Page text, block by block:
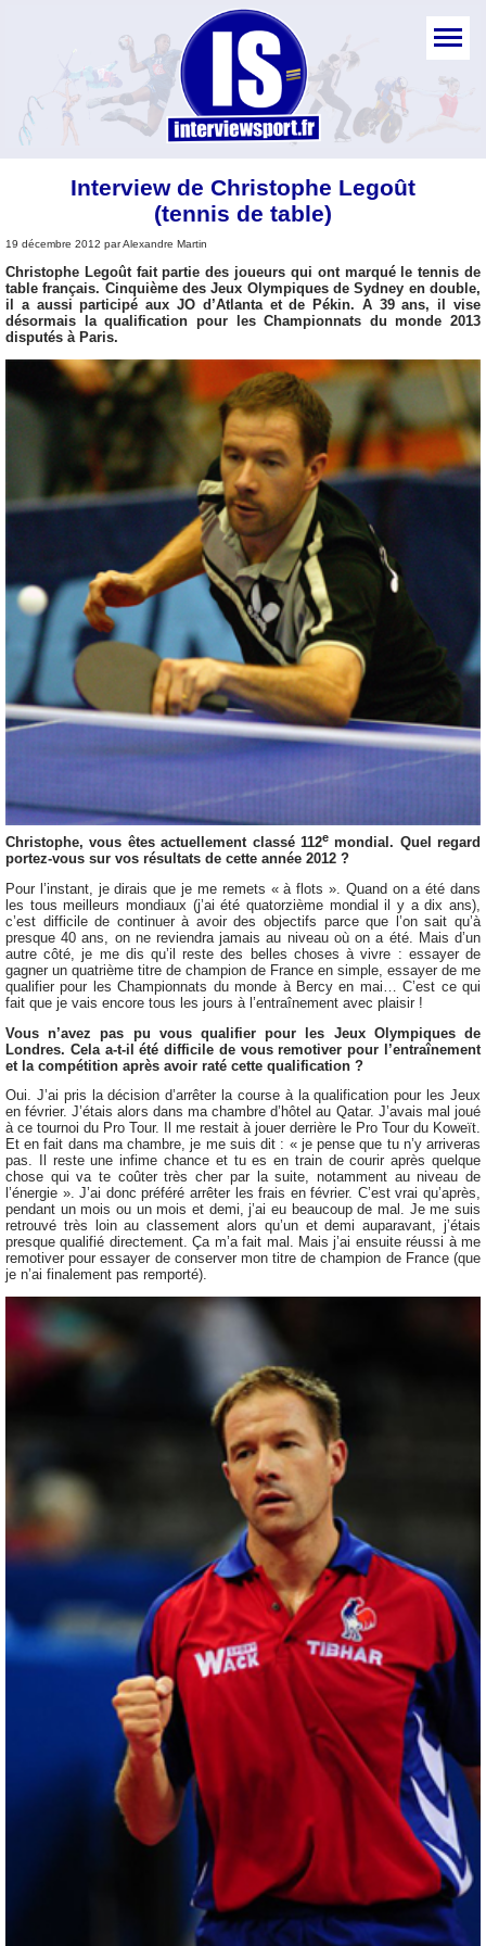
Interview de Christophe Legoût
(tennis de table)
19 décembre 2012 par Alexandre Martin
Christophe Legoût fait partie des joueurs qui ont marqué le tennis de
table français. Cinquième des Jeux Olympiques de Sydney en double,
il a aussi participé aux JO d’Atlanta et de Pékin. A 39 ans, il vise
désormais la qualification pour les Championnats du monde 2013
disputés à Paris.
Christophe, vous êtes actuellement classé 112emondial. Quel regard
portez-vous sur vos résultats de cette année 2012 ?
Pour l’instant, je dirais que je me remets « à flots ». Quand on a été dans
les tous meilleurs mondiaux (j’ai été quatorzième mondial il y a dix ans),
c’est difficile de continuer à avoir des objectifs parce que l’on sait qu’à
presque 40 ans, on ne reviendra jamais au niveau où on a été. Mais d’un
autre côté, je me dis qu’il reste des belles choses à vivre : essayer de
gagner un quatrième titre de champion de France en simple, essayer de me
qualifier pour les Championnats du monde à Bercy en mai… C’est ce qui
fait que je vais encore tous les jours à l’entraînement avec plaisir !
Vous n’avez pas pu vous qualifier pour les Jeux Olympiques de
Londres. Cela a-t-il été difficile de vous remotiver pour l’entraînement
et la compétition après avoir raté cette qualification ?
Oui. J’ai pris la décision d’arrêter la course à la qualification pour les Jeux
en février. J’étais alors dans ma chambre d’hôtel au Qatar. J’avais mal joué
à ce tournoi du Pro Tour. Il me restait à jouer derrière le Pro Tour du Koweït.
Et en fait dans ma chambre, je me suis dit : « je pense que tu n’y arriveras
pas. Il reste une infime chance et tu es en train de courir après quelque
chose qui va te coûter très cher par la suite, notamment au niveau de
l’énergie ». J’ai donc préféré arrêter les frais en février. C’est vrai qu’après,
pendant un mois ou un mois et demi, j’ai eu beaucoup de mal. Je me suis
retrouvé très loin au classement alors qu’un et demi auparavant, j’étais
presque qualifié directement. Ça m’a fait mal. Mais j’ai ensuite réussi à me
remotiver pour essayer de conserver mon titre de champion de France (que
je n’ai finalement pas remporté).